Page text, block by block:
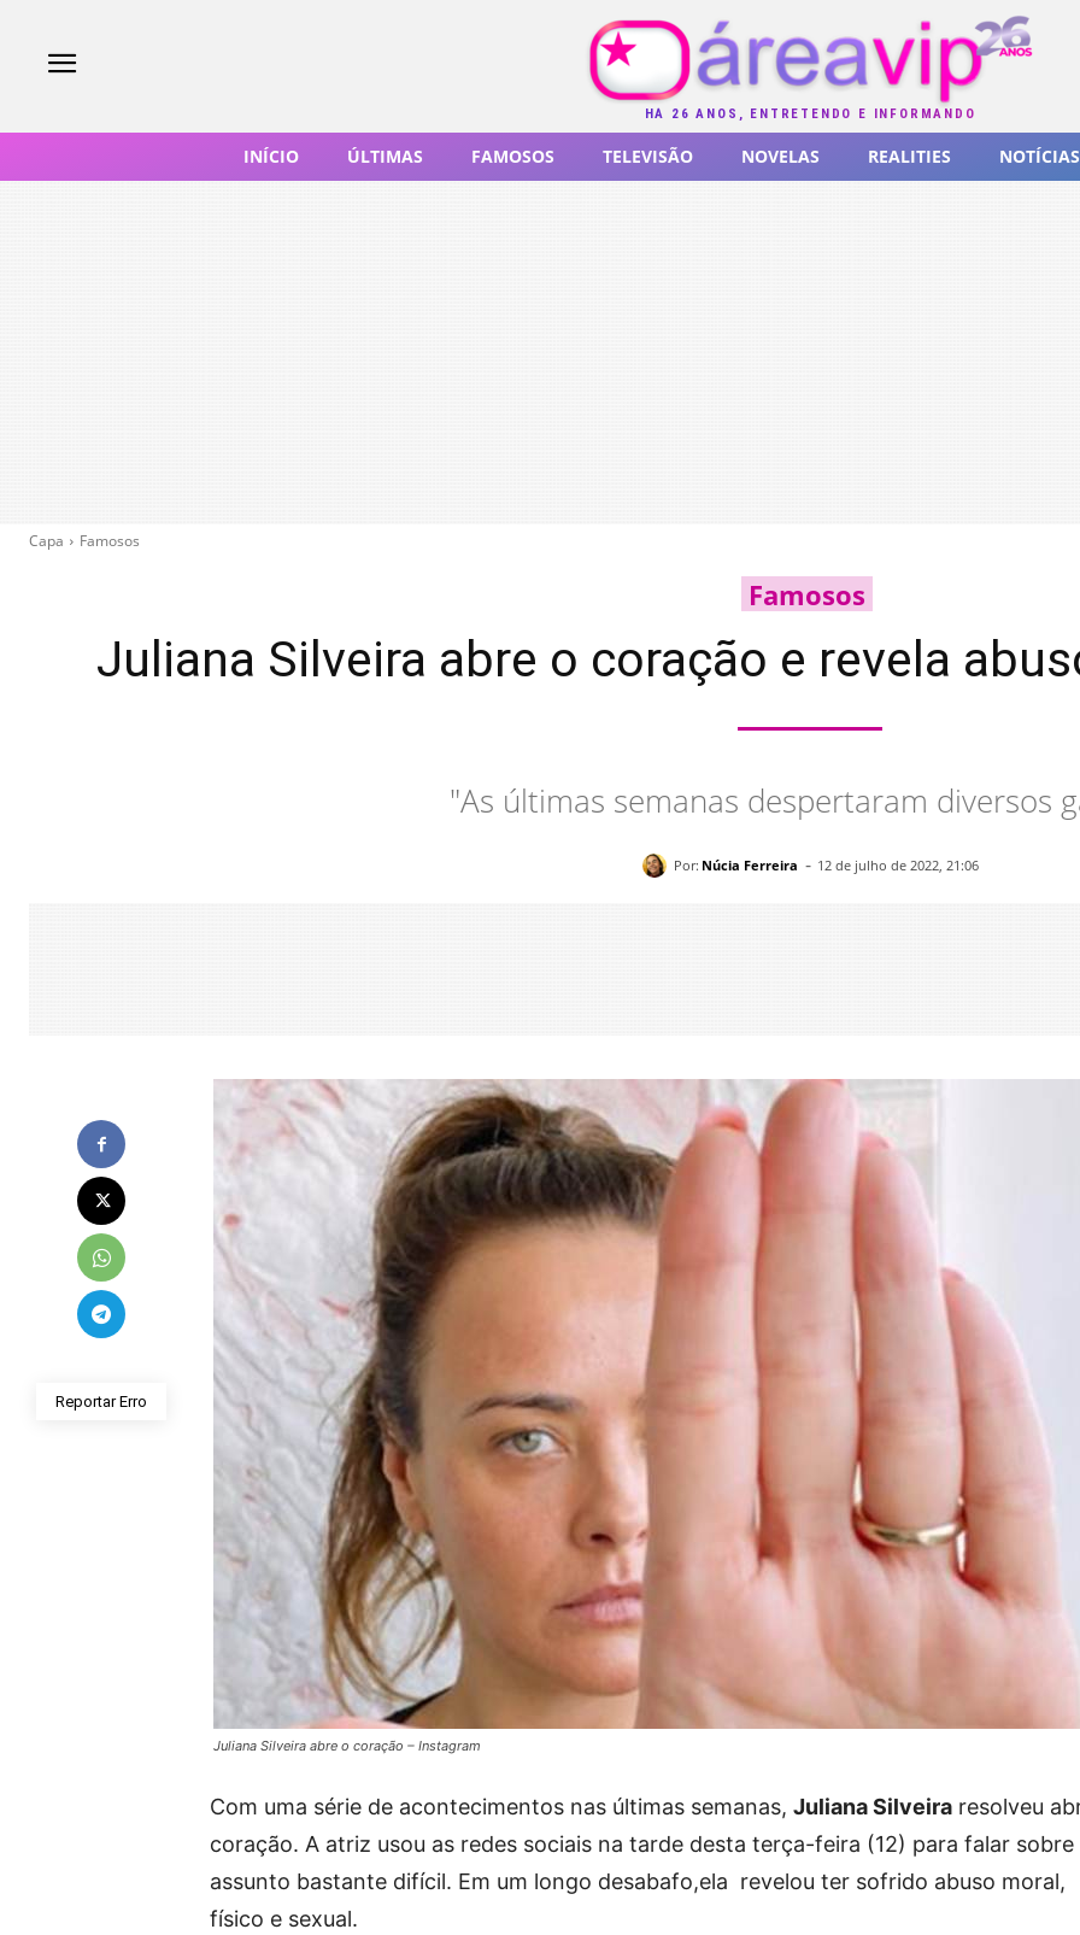
HÁ 26 ANOS, ENTRETENDO E INFORMANDO
INÍCIO ÚLTIMAS FAMOSOS TELEVISÃO NOVELAS REALITIES NOTÍCIAS
Capa Famosos
Famosos
Juliana Silveira abre o coração e revela
"As últimas semanas despertaram diversos
Por: Núcia Ferreira - 12 de julho de 2022, 21:06
Reportar Erro
Juliana Silveira abre o coração – Instagram
Com uma série de acontecimentos nas últimas semanas, Juliana Silveira resolveu
coração. A atriz usou as redes sociais na tarde desta terça-feira (12) para falar sobre
assunto bastante difícil. Em um longo desabafo,ela revelou ter sofrido abuso moral,
físico e sexual.